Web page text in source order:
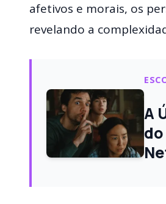
afetivos e morais, os
revelando a
A